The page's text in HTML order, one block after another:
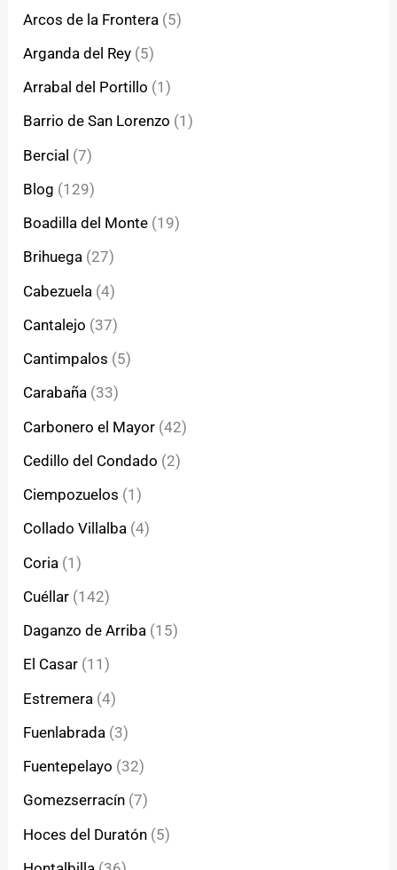
Arcos de la Frontera (5)
Arganda del Rey (5)
Arrabal del Portillo (1)
Barrio de San Lorenzo (1)
Bercial (7)
Blog (129)
Boadilla del Monte (19)
Brihuega (27)
Cabezuela (4)
Cantalejo (37)
Cantimpalos (5)
Carabaña (33)
Carbonero el Mayor (42)
Cedillo del Condado (2)
Ciempozuelos (1)
Collado Villalba (4)
Coria (1)
Cuéllar (142)
Daganzo de Arriba (15)
El Casar (11)
Estremera (4)
Fuenlabrada (3)
Fuentepelayo (32)
Gomezserracín (7)
Hoces del Duratón (5)